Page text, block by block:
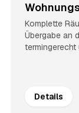
Komplette
Übergabe an
termingerecht
Details